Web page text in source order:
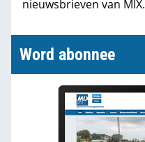
nieuwsbrieven van MIX.
Word abonnee